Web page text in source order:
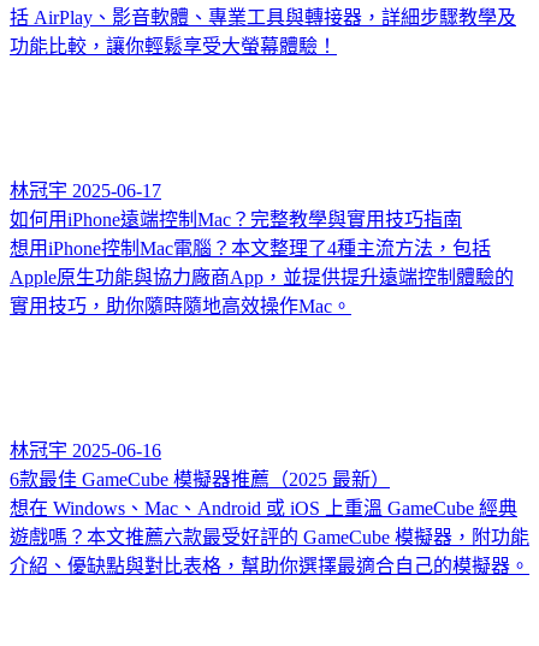
括 AirPlay、影音軟體、專業工具與轉接器，詳細步驟教學及
功能比較，讓你輕鬆享受大螢幕體驗！
林冠宇 2025-06-17
如何用iPhone遠端控制Mac？完整教學與實用技巧指南
想用iPhone控制Mac電腦？本文整理了4種主流方法，包括
Apple原生功能與協力廠商App，並提供提升遠端控制體驗的
實用技巧，助你隨時隨地高效操作Mac。
林冠宇 2025-06-16
6款最佳 GameCube 模擬器推薦（2025 最新）
想在 Windows、Mac、Android 或 iOS 上重溫 GameCube 經典
遊戲嗎？本文推薦六款最受好評的 GameCube 模擬器，附功能
介紹、優缺點與對比表格，幫助你選擇最適合自己的模擬器。